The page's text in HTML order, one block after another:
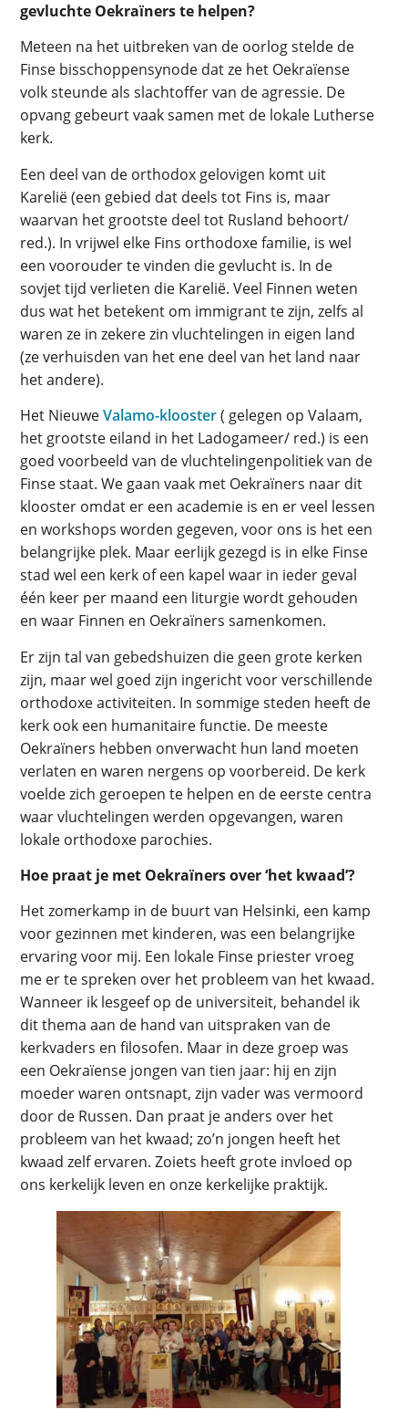
gevluchte Oekraïners te helpen?
Meteen na het uitbreken van de oorlog stelde de
Finse bisschoppensynode dat ze het Oekraïense
volk steunde als slachtoffer van de agressie. De
opvang gebeurt vaak samen met de lokale Lutherse
kerk.
Een deel van de orthodox gelovigen komt uit
Karelië (een gebied dat deels tot Fins is, maar
waarvan het grootste deel tot Rusland behoort/
red.). In vrijwel elke Fins orthodoxe familie, is wel
een voorouder te vinden die gevlucht is. In de
sovjet tijd verlieten die Karelië. Veel Finnen weten
dus wat het betekent om immigrant te zijn, zelfs al
waren ze in zekere zin vluchtelingen in eigen land
(ze verhuisden van het ene deel van het land naar
het andere).
Het NieuweValamo-klooster( gelegen op Valaam,
het grootste eiland in het Ladogameer/ red.) is een
goed voorbeeld van de vluchtelingenpolitiek van de
Finse staat. We gaan vaak met Oekraïners naar dit
klooster omdat er een academie is en er veel lessen
en workshops worden gegeven, voor ons is het een
belangrijke plek. Maar eerlijk gezegd is in elke Finse
stad wel een kerk of een kapel waar in ieder geval
één keer per maand een liturgie wordt gehouden
en waar Finnen en Oekraïners samenkomen.
Er zijn tal van gebedshuizen die geen grote kerken
zijn, maar wel goed zijn ingericht voor verschillende
orthodoxe activiteiten. In sommige steden heeft de
kerk ook een humanitaire functie. De meeste
Oekraïners hebben onverwacht hun land moeten
verlaten en waren nergens op voorbereid. De kerk
voelde zich geroepen te helpen en de eerste centra
waar vluchtelingen werden opgevangen, waren
lokale orthodoxe parochies.
Hoe praat je met Oekraïners over ‘het kwaad’?
Het zomerkamp in de buurt van Helsinki, een kamp
voor gezinnen met kinderen, was een belangrijke
ervaring voor mij. Een lokale Finse priester vroeg
me er te spreken over het probleem van het kwaad.
Wanneer ik lesgeef op de universiteit, behandel ik
dit thema aan de hand van uitspraken van de
kerkvaders en filosofen. Maar in deze groep was
een Oekraïense jongen van tien jaar: hij en zijn
moeder waren ontsnapt, zijn vader was vermoord
door de Russen. Dan praat je anders over het
probleem van het kwaad; zo’n jongen heeft het
kwaad zelf ervaren. Zoiets heeft grote invloed op
ons kerkelijk leven en onze kerkelijke praktijk.